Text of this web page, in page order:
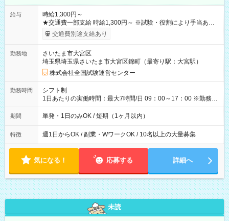
給与
時給1,300円～
★交通費一部支給 時給1,300円～ ※試験・役割により手当あり
※勤務回数により昇給あり 【即給（前払い）オプションあ
り！】 希望される場合、勤務から1週間ほどで給与の一部を受け
例】 ・河合塾模擬試験 8:30～17:30（休憩1時間） 時給1,300円
×8時間＝日収10,400円＋交通費 ※当日の役割により時給＋100
円の場合あり ・国家試験 7:00～13:30（休憩なし） 時給1,300
円（役割手当＋100円）×6時間＝日収8,400円＋交通費 【試用期
間】試用期間なし
交通費別途支給あり
勤務地
さいたま市大宮区
埼玉県埼玉県さいたま市大宮区錦町（最寄り駅：大宮駅）
株式会社全国試験運営センター
勤務時間
シフト制
1日あたりの実働時間：最大7時間/日 09：00～17：00 ※勤務時
間は 試験により異なります。
期間 単発・1日のみOK / 短期（1ヶ月以内）
特徴 週1日からOK / 副業・WワークOK / 10名以上の大量募集
気になる！ 応募する 詳細へ
未読